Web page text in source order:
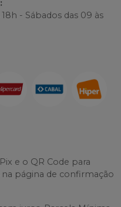
:
- Sábados das 09 às
e o QR Code para
página de confirmação